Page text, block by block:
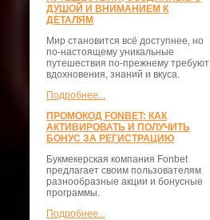
ДУШОЙ И ВНИМАНИЕМ К
ДЕТАЛЯМ
Мир становится всё доступнее, но
по-настоящему уникальные
путешествия по-прежнему требуют
вдохновения, знаний и вкуса.
Подробнее...
ПРОМОКОД FONBET: КАК
АКТИВИРОВАТЬ И ПОЛУЧИТЬ
БОНУС ЗА РЕГИСТРАЦИЮ
Букмекерская компания Fonbet
предлагает своим пользователям
разнообразные акции и бонусные
программы.
Подробнее...